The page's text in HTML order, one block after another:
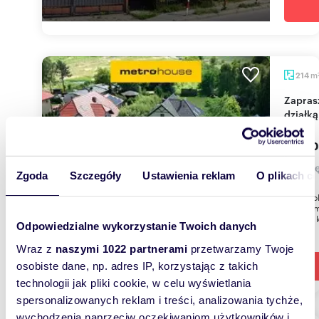
Zgoda Szczegóły Ustawienia reklam O plikach
Odpowiedzialne wykorzystanie Twoich danych
Wraz z naszymi 1022 partnerami przetwarzamy Twoje
osobiste dane, np. adres IP, korzystając z takich
technologii jak pliki cookie, w celu wyświetlania
spersonalizowanych reklam i treści, analizowania tychże,
214 m
Zapraszam do obejrzenia domu 213 m² z dużą
999
dom
Dom
2228